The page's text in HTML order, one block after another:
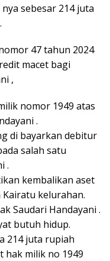
sebesar 214 juta
47 tahun 2024
macet bagi
,
nomor 1949 atas
.
di bayarkan debitur
salah satu
.
kembalikan aset
kelurahan.
Saudari Handayani .
butuh hidup.
214 juta rupiah
hak milik no 1949